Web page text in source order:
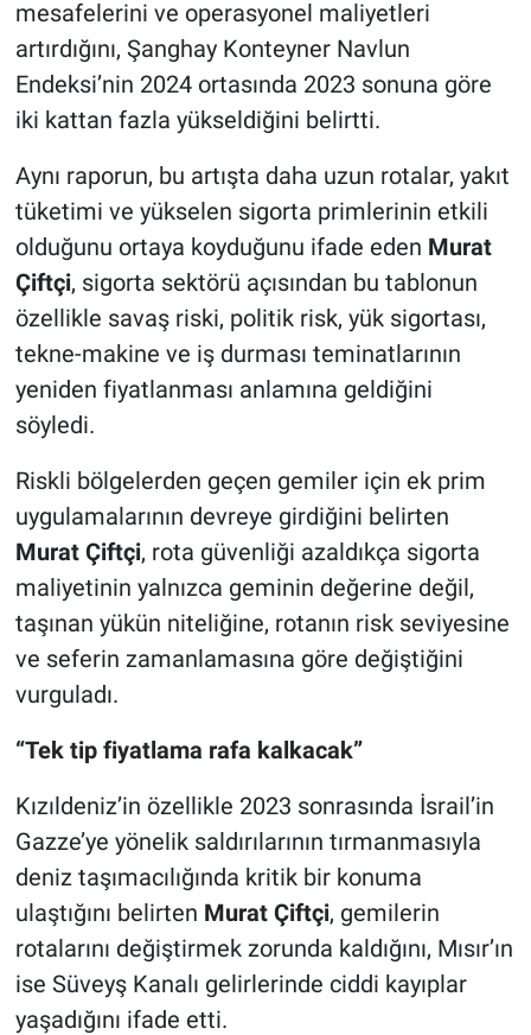
mesafelerini ve operasyonel maliyetleri
artırdığını, Şanghay Konteyner Navlun
Endeksi’nin 2024 ortasında 2023 sonuna göre
iki kattan fazla yükseldiğini belirtti.
Aynı raporun, bu artışta daha uzun rotalar, yakıt
tüketimi ve yükselen sigorta primlerinin etkili
olduğunu ortaya koyduğunu ifade eden Murat
Çiftçi, sigorta sektörü açısından bu tablonun
özellikle savaş riski, politik risk, yük sigortası,
tekne-makine ve iş durması teminatlarının
yeniden fiyatlanması anlamına geldiğini
söyledi.
Riskli bölgelerden geçen gemiler için ek prim
uygulamalarının devreye girdiğini belirten
Murat Çiftçi, rota güvenliği azaldıkça sigorta
maliyetinin yalnızca geminin değerine değil,
taşınan yükün niteliğine, rotanın risk seviyesine
ve seferin zamanlamasına göre değiştiğini
vurguladı.
“Tek tip fiyatlama rafa kalkacak”
Kızıldeniz’in özellikle 2023 sonrasında İsrail’in
Gazze’ye yönelik saldırılarının tırmanmasıyla
deniz taşımacılığında kritik bir konuma
ulaştığını belirten Murat Çiftçi, gemilerin
rotalarını değiştirmek zorunda kaldığını, Mısır’ın
ise Süveyş Kanalı gelirlerinde ciddi kayıplar
yaşadığını ifade etti.